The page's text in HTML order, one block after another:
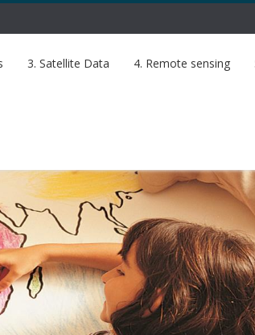
3. Satellite Data 4. Remote sensing